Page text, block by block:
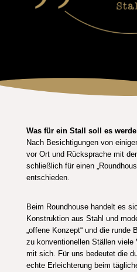
Was für ein Stall soll es
Nach Besichtigungen von
vor Ort und Rücksprache mit
schließlich für einen
entschieden.
Beim Roundhouse handelt es
Konstruktion aus Stahl und
„offene Konzept“ und die runde
zu konventionellen Ställen viele
mit sich. Für uns bedeutet die
echte Erleichterung beim